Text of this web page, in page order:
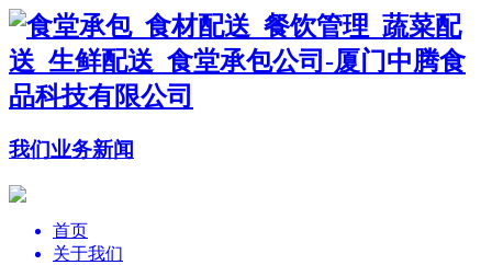
我们业务新闻
首页
关于我们